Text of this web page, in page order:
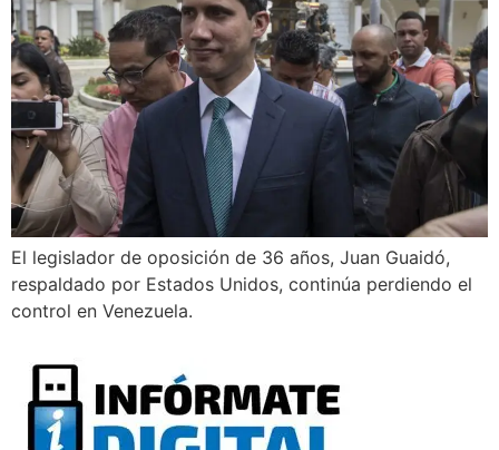
El legislador de oposición de 36 años, Juan Guaidó,
respaldado por Estados Unidos, continúa perdiendo el
control en Venezuela.